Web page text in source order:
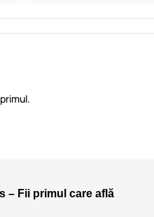
– Fii primul care află